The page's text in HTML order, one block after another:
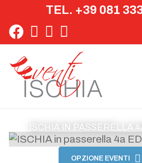
TEL. +39 081
ISCHIA IN PASSERELLA
OPZIONE EVENTI